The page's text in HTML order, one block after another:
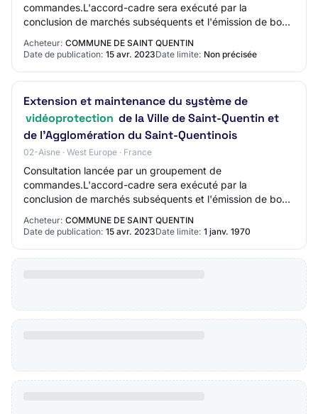
commandes.L'accord-cadre sera exécuté par la
conclusion de marchés subséquents et l'émission de bons
charges.Les…
Acheteur: COMMUNE DE SAINT QUENTIN
Date de publication: 15 avr. 2023Date limite: Non précisée
Extension et maintenance du système de
vidéoprotection de la Ville de Saint-Quentin et
de l'Agglomération du Saint-Quentinois
02-Aisne · West Europe · France
Consultation lancée par un groupement de
commandes.L'accord-cadre sera exécuté par la
conclusion de marchés subséquents et l'émission de bons
charges.Les…
Acheteur: COMMUNE DE SAINT QUENTIN
Date de publication: 15 avr. 2023Date limite: 1 janv. 1970